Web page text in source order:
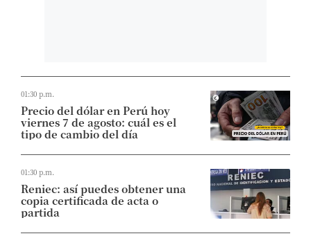
01:30 p.m.
Precio del dólar en Perú hoy
viernes 7 de agosto: cuál es el
tipo de cambio del día
01:30 p.m.
Reniec: así puedes obtener una
copia certificada de acta o
partida